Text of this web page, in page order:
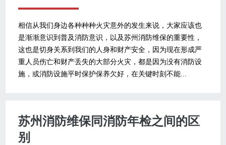
相信从我们身边各种种种火灾意外的发生来说，大家应该也
是渐渐意识到普及消防意识，以及苏州消防维保的重要性，
这也是切身关系到我们的人身和财产安全，因为现在形成严
重人员伤亡和财产丢失的大部分火灾，都是因为没有消防设
施，或消防设施平时保护保养欠好，在关键时刻不能...
苏州消防维保同消防年检之间的区
别